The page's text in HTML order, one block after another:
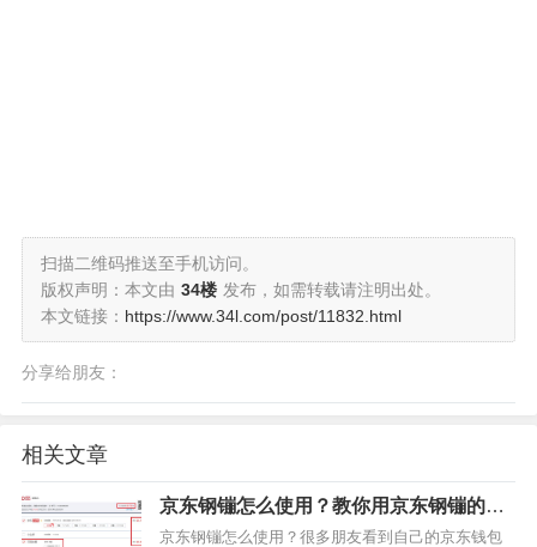
扫描二维码推送至手机访问。
版权声明：本文由 34楼 发布，如需转载请注明出处。
本文链接： https://www.34l.com/post/11832.html
分享给朋友：
相关文章
​京东钢镚怎么使用？教你用京东钢镚的支
付的方法教程
京东钢镚怎么使用？很多朋友看到自己的京东钱包